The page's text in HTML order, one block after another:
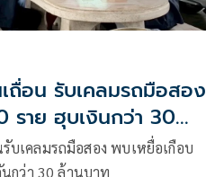
ถื่อน รับเคลมรถมือสอง
ราย ฮุบเงินกว่า 30
บเคลมรถมือสอง พบเหยื่อเกือบ
กว่า 30 ล้านบาท